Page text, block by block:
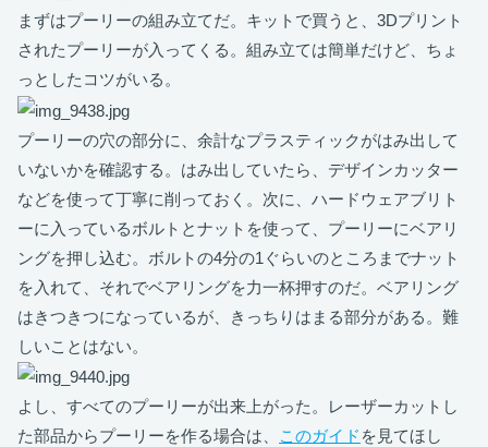
まずはプーリーの組み立てだ。キットで買うと、3Dプリント
されたプーリーが入ってくる。組み立ては簡単だけど、ちょ
っとしたコツがいる。
プーリーの穴の部分に、余計なプラスティックがはみ出して
いないかを確認する。はみ出していたら、デザインカッター
などを使って丁寧に削っておく。次に、ハードウェアブリト
ーに入っているボルトとナットを使って、プーリーにベアリ
ングを押し込む。ボルトの4分の1ぐらいのところまでナット
を入れて、それでベアリングを力一杯押すのだ。ベアリング
はきつきつになっているが、きっちりはまる部分がある。難
しいことはない。
よし、すべてのプーリーが出来上がった。レーザーカットし
た部品からプーリーを作る場合は、
このガイド を見てほし